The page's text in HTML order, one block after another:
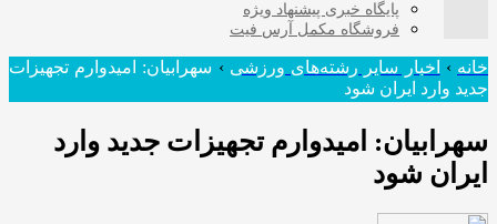
پایگاه خبری پیشنهاد ویژه
فروشگاه مکمل آرس فیت
خانه › اخبار سایر رشته‌های ورزشی › سهرابیان: امیدوارم تجهیزات
جدید وارد ایران شود
سهرابیان: امیدوارم تجهیزات جدید وارد
ایران شود